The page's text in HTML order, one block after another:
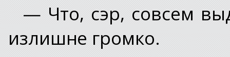
— Что, сэр, совсем
излишне громко.